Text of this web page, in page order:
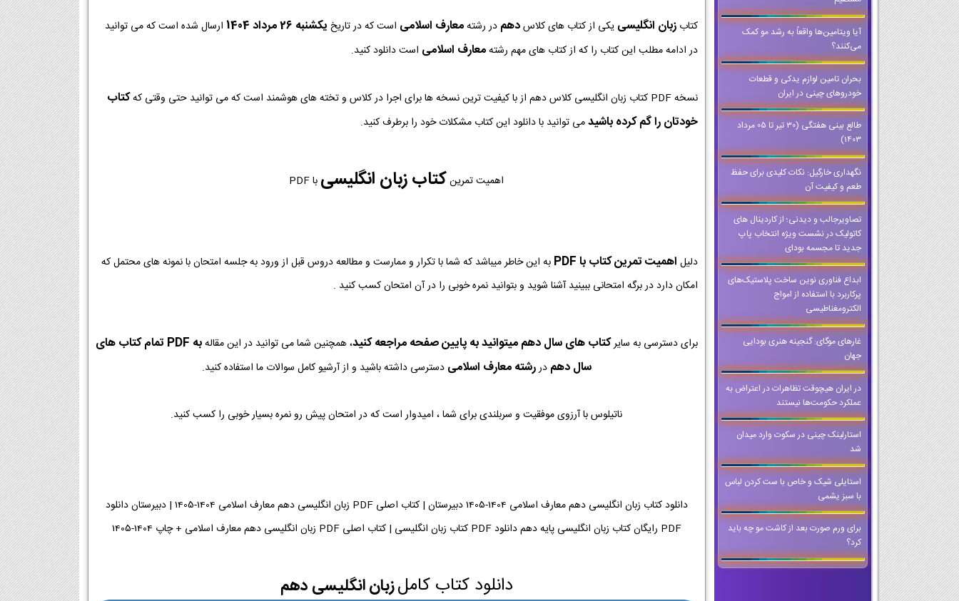
آیا ویتامین‌ها واقعاً به رشد مو کمک
می‌کنند؟
بحران تامین لوازم یدکی و قطعات
خودروهای چینی در ایران
طالع بینی هفتگی (30 تیر تا 05 مرداد
1403)
نگهداری خارگیل: نکات کلیدی برای حفظ
طعم و کیفیت آن
تصاویرجالب و دیدنی؛ از کاردینال های
کاتولیک در نشست ویژه انتخاب پاپ
جدید تا مجسمه بودای
ابداع فناوری نوین ساخت پلاستیک‌های
پرکاربرد با استفاده از امواج
الکترومغناطیسی
غارهای موگای: گنجینه هنری بودایی
جهان
در ایران هیچوقت تظاهرات در اعتراض به
عملکرد حکومت‌ها نیستند
استارلینک چینی در سکوت وارد میدان
شد
استایلی شیک و خاص با ست کردن لباس
با سبز یشمی
برای ورم صورت بعد از کاشت مو چه باید
کرد؟
کتابزبان انگلیسی یکی از کتاب های کلاسدهم در رشتهمعارف اسلامی است که در تاریخ يكشنبه 26 مرداد 1404
ارسال شده است که می توانید
در ادامه مطلب این کتاب را که از کتاب های مهم رشتهمعارف اسلامی است دانلود کنید.
نسخه PDF کتاب زبان انگلیسی کلاس دهم از با کیفیت ترین نسخه ها برای اجرا در کلاس و تخته های هوشمند است که می توانید حتی وقتی که
کتاب
خودتان را گم کرده باشیدمی توانید با دانلود این کتاب مشکلات خود را برطرف کنید.
اهمیت تمرینکتاب زبان انگلیسی با PDF
دلیل اهمیت تمرین کتاب با PDF
به این خاطر میباشد که شما با تکرار و ممارست و مطالعه دروس قبل از ورود به جلسه امتحان با نمونه های محتمل که
امکان دارد در برگه امتحانی ببینید آشنا شوید و بتوانید نمره خوبی را در آن امتحان کسب کنید .
برای دسترسی به سایرکتاب های سال دهم میتوانید به پایین صفحه مراجعه کنید، همچنین شما می توانید در این مقاله
به PDF تمام کتاب های
سال دهم دررشته معارف اسلامی دسترسی داشته باشید و از آرشیو کامل سوالات ما استفاده کنید.
ناتیلوس با آرزوی موفقیت و سربلندی برای شما ، امیدوار است که در امتحان پیش رو نمره بسیار خوبی را کسب کنید.
دانلود کتاب زبان انگلیسی دهم معارف اسلامی 1404-1405 دبیرستان | کتاب اصلی PDF زبان انگلیسی دهم معارف اسلامی 1404-1405 | دبیرستان دانلود
PDF رایگان کتاب زبان انگلیسی پایه دهم دانلود PDF کتاب زبان انگلیسی | کتاب اصلی PDF زبان انگلیسی دهم معارف اسلامی + چاپ 1404-1405
دانلود کتاب کاملزبان انگلیسی دهم